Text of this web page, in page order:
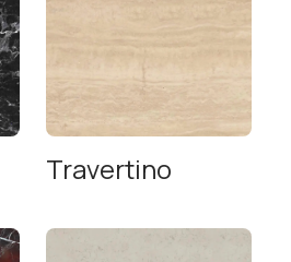
Travertino